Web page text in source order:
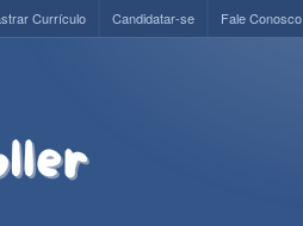
Currículo Candidatar-se Fale Conosco